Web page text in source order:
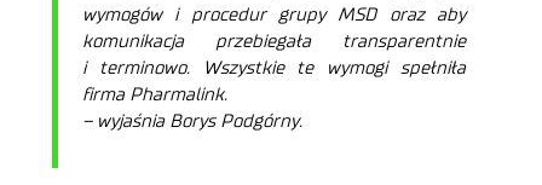
wymogów i procedur grupy MSD oraz aby
komunikacja przebiegała transparentnie
i terminowo. Wszystkie te wymogi spełniła
firma Pharmalink.
– wyjaśnia Borys Podgórny.